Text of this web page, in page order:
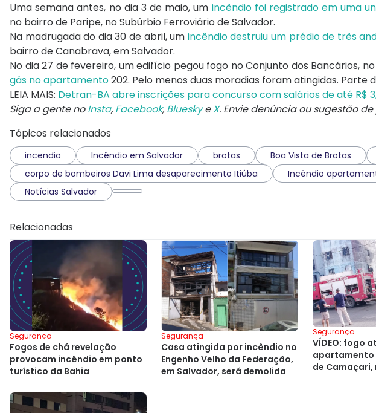
Uma semana antes, no dia 3 de maio, um incêndio foi registrado em uma
no bairro de Paripe, no Subúrbio Ferroviário de Salvador.
Na madrugada do dia 30 de abril, um incêndio destruiu um prédio de três
bairro de Canabrava, em Salvador.
No dia 27 de fevereiro, um edifício pegou fogo no Conjunto dos Bancários,
gás no apartamento202. Pelo menos duas moradias foram atingidas. Parte
LEIA MAIS: Detran-BA abre inscrições para concurso com salários de até R$
Siga a gente noInsta, Facebook, BlueskyeX. Envie denúncia ou sugestão
Tópicos relacionados
incendio Incêndio em Salvador brotas Boa Vista de Brotas
corpo de bombeiros Davi Lima desaparecimento Itiúba
Incêndio
Notícias Salvador
Relacionadas
Segurança
Fogos de chá revelação
provocam incêndio em ponto
turístico da Bahia
Segurança
Casa atingida por incêndio no
Engenho Velho da Federação,
em Salvador, será demolida
Segurança
VÍDEO: fogo
apartamento
de Camaçari,